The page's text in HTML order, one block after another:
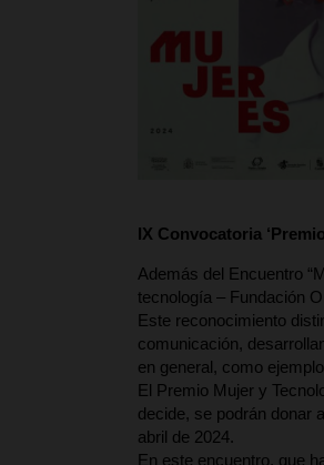
IX Convocatoria
Además del Encuentro
tecnología – Fundación
Este reconocimiento
comunicación,
en general, como
El Premio Mujer y
decide, se podrán donar
abril de 2024.
En este encuentro, que